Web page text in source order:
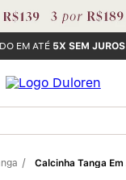
EM ATÉ 5X SEM JUROS
BUSCADOS